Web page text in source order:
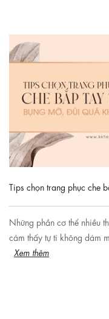
Tips chọn trang phục che
Những phần cơ thể nhiều
cảm thấy tự ti không dám
Xem thêm